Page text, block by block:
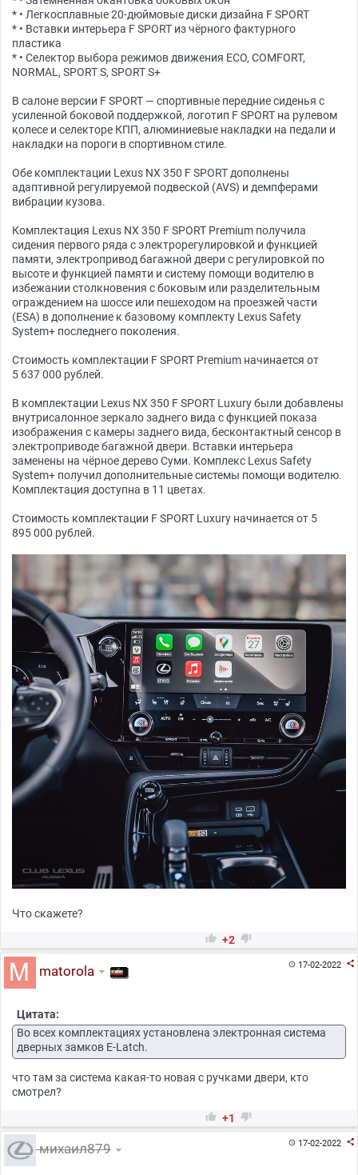
* • Легкосплавные 20-дюймовые диски дизайна F SPORT
* • Вставки интерьера F SPORT из чёрного фактурного
пластика
* • Селектор выбора режимов движения ECO, COMFORT,
NORMAL, SPORT S, SPORT S+
В салоне версии F SPORT — спортивные передние сиденья с
усиленной боковой поддержкой, логотип F SPORT на рулевом
колесе и селекторе КПП, алюминиевые накладки на педали и
накладки на пороги в спортивном стиле.
Обе комплектации Lexus NX 350 F SPORT дополнены
адаптивной регулируемой подвеской (AVS) и демпферами
вибрации кузова.
Комплектация Lexus NX 350 F SPORT Premium получила
сидения первого ряда с электрорегулировкой и функцией
памяти, электропривод багажной двери с регулировкой по
высоте и функцией памяти и систему помощи водителю в
избежании столкновения с боковым или разделительным
ограждением на шоссе или пешеходом на проезжей части
(ESA) в дополнение к базовому комплекту Lexus Safety
System+ последнего поколения.
Стоимость комплектации F SPORT Premium начинается от
5 637 000 рублей.
В комплектации Lexus NX 350 F SPORT Luxury были добавлены
внутрисалонное зеркало заднего вида с функцией показа
изображения с камеры заднего вида, бесконтактный сенсор в
электроприводе багажной двери. Вставки интерьера
заменены на чёрное дерево Суми. Комплекс Lexus Safety
System+ получил дополнительные системы помощи водителю.
Комплектация доступна в 11 цветах.
Стоимость комплектации F SPORT Luxury начинается от 5
895 000 рублей.
Что скажете?
 +2 
17-02-2022 
matorola
Цитата:
Во всех комплектациях установлена электронная система
дверных замков E-Latch.
что там за система какая-то новая с ручками двери, кто
смотрел?
 +1 
17-02-2022 
михаил879